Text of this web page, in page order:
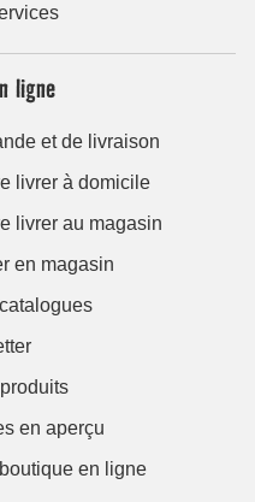
ligne
et de livraison
livrer à domicile
livrer au magasin
en magasin
en aperçu
en ligne